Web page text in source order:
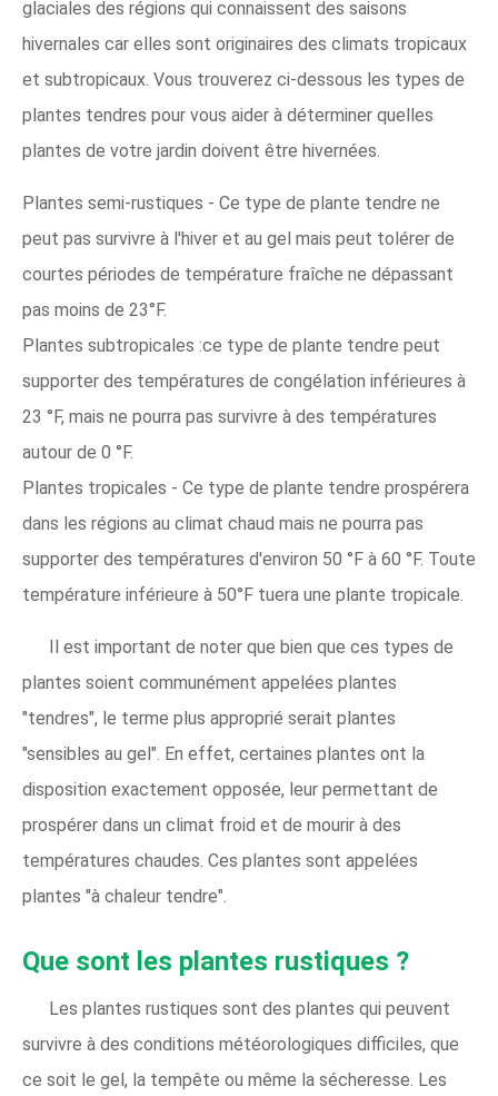
glaciales des régions qui connaissent des saisons
hivernales car elles sont originaires des climats tropicaux
et subtropicaux. Vous trouverez ci-dessous les types de
plantes tendres pour vous aider à déterminer quelles
plantes de votre jardin doivent être hivernées.
Plantes semi-rustiques - Ce type de plante tendre ne
peut pas survivre à l'hiver et au gel mais peut tolérer de
courtes périodes de température fraîche ne dépassant
pas moins de 23°F.
Plantes subtropicales :ce type de plante tendre peut
supporter des températures de congélation inférieures à
23 °F, mais ne pourra pas survivre à des températures
autour de 0 °F.
Plantes tropicales - Ce type de plante tendre prospérera
dans les régions au climat chaud mais ne pourra pas
supporter des températures d'environ 50 °F à 60 °F. Toute
température inférieure à 50°F tuera une plante tropicale.
Il est important de noter que bien que ces types de
plantes soient communément appelées plantes
"tendres", le terme plus approprié serait plantes
"sensibles au gel". En effet, certaines plantes ont la
disposition exactement opposée, leur permettant de
prospérer dans un climat froid et de mourir à des
températures chaudes. Ces plantes sont appelées
plantes "à chaleur tendre".
Que sont les plantes rustiques ?
Les plantes rustiques sont des plantes qui peuvent
survivre à des conditions météorologiques difficiles, que
ce soit le gel, la tempête ou même la sécheresse. Les